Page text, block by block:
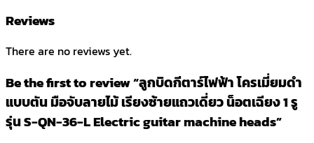
Reviews
There are no reviews yet.
Be the first to review “ลูกบิดกีตาร์ไฟฟ้า โครเมี่ยมดำ
แบบตัน มือจับลายไม้ เรียงซ้ายแถวเดี่ยว น็อตเฉียง 1 รู
รุ่น S-QN-36-L Electric guitar machine heads”